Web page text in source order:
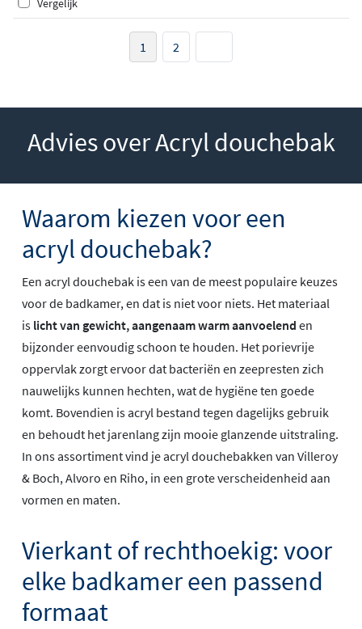
1 2
Advies over Acryl douchebak
Waarom kiezen voor een
acryl douchebak?
Een acryl douchebak is een van de meest populaire keuzes
voor de badkamer, en dat is niet voor niets. Het materiaal
is licht van gewicht, aangenaam warm aanvoelend en
bijzonder eenvoudig schoon te houden. Het porievrije
oppervlak zorgt ervoor dat bacteriën en zeepresten zich
nauwelijks kunnen hechten, wat de hygiëne ten goede
komt. Bovendien is acryl bestand tegen dagelijks gebruik
en behoudt het jarenlang zijn mooie glanzende uitstraling.
In ons assortiment vind je acryl douchebakken van Villeroy
& Boch, Alvoro en Riho, in een grote verscheidenheid aan
vormen en maten.
Vierkant of rechthoekig: voor
elke badkamer een passend
formaat